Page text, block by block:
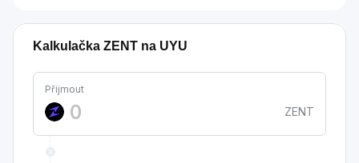
Kalkulačka ZENT na UYU
Přijmout
ZENT